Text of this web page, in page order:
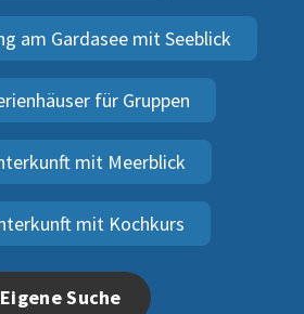
am Gardasee mit Seeblick
für Gruppen
mit Meerblick
mit Kochkurs
Eigene Suche